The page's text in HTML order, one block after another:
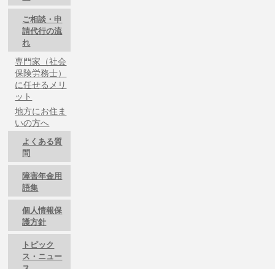
ご相談・申
請代行の流
れ
専門家（社会
保険労務士）
に任せるメリ
ット
地方にお住ま
いの方へ
よくある質
問
障害年金用
語集
個人情報保
護方針
トピック
ス・ニュー